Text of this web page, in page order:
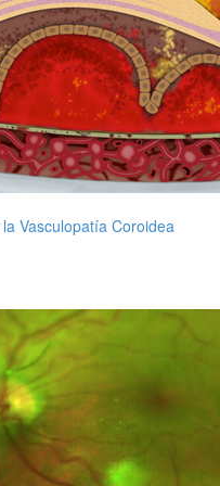
Vasculopatía Coroidea